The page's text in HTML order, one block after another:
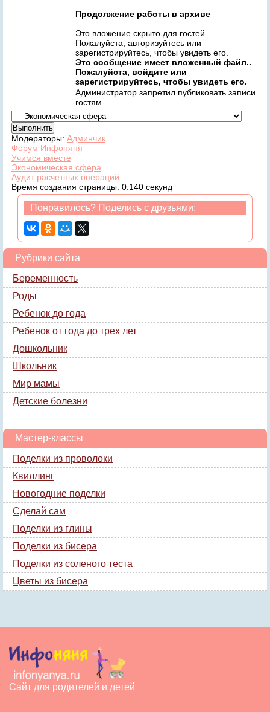
Продолжение работы в архиве
Это вложение скрыто для гостей.
Пожалуйста, авторизуйтесь или
зарегистрируйтесь, чтобы увидеть его.
Это сообщение имеет вложенный файл..
Пожалуйста, войдите или
зарегистрируйтесь, чтобы увидеть его.
Администратор запретил публиковать записи
гостям.
Модераторы: Админчик
Форум Инфоняня
Учимся вместе
Экономическая сфера
Аудит расчетных операций
Время создания страницы: 0.140 секунд
Понравилось? Поделись с друзьями:
Рубрики сайта
Беременность
Роды
Ребенок до года
Ребенок от года до трех лет
Дошкольник
Школьник
Мир мамы
Детские болезни
Мастер-классы
Поделки из проволоки
Квиллинг
Новогодние поделки
Сделай сам
Поделки из глины
Поделки из бисера
Поделки из соленого теста
Цветы из бисера
Сайт для родителей и детей